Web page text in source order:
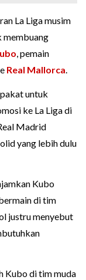
La Liga musim
membuang
, pemain
Real Mallorca.
untuk
ke La Liga di
Madrid
yang lebih dulu
Kubo
di tim
justru menyebut
Kubo di tim muda